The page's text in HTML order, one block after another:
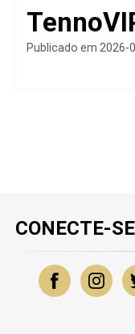
Publicado em 2026-
CONECTE-